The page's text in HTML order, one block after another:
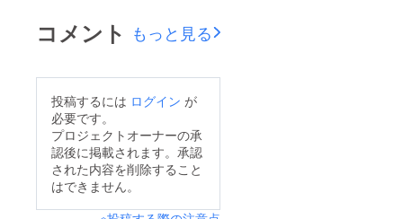
コメント もっと見る
投稿するには ログイン が
必要です。
プロジェクトオーナーの承
認後に掲載されます。承認
された内容を削除すること
はできません。